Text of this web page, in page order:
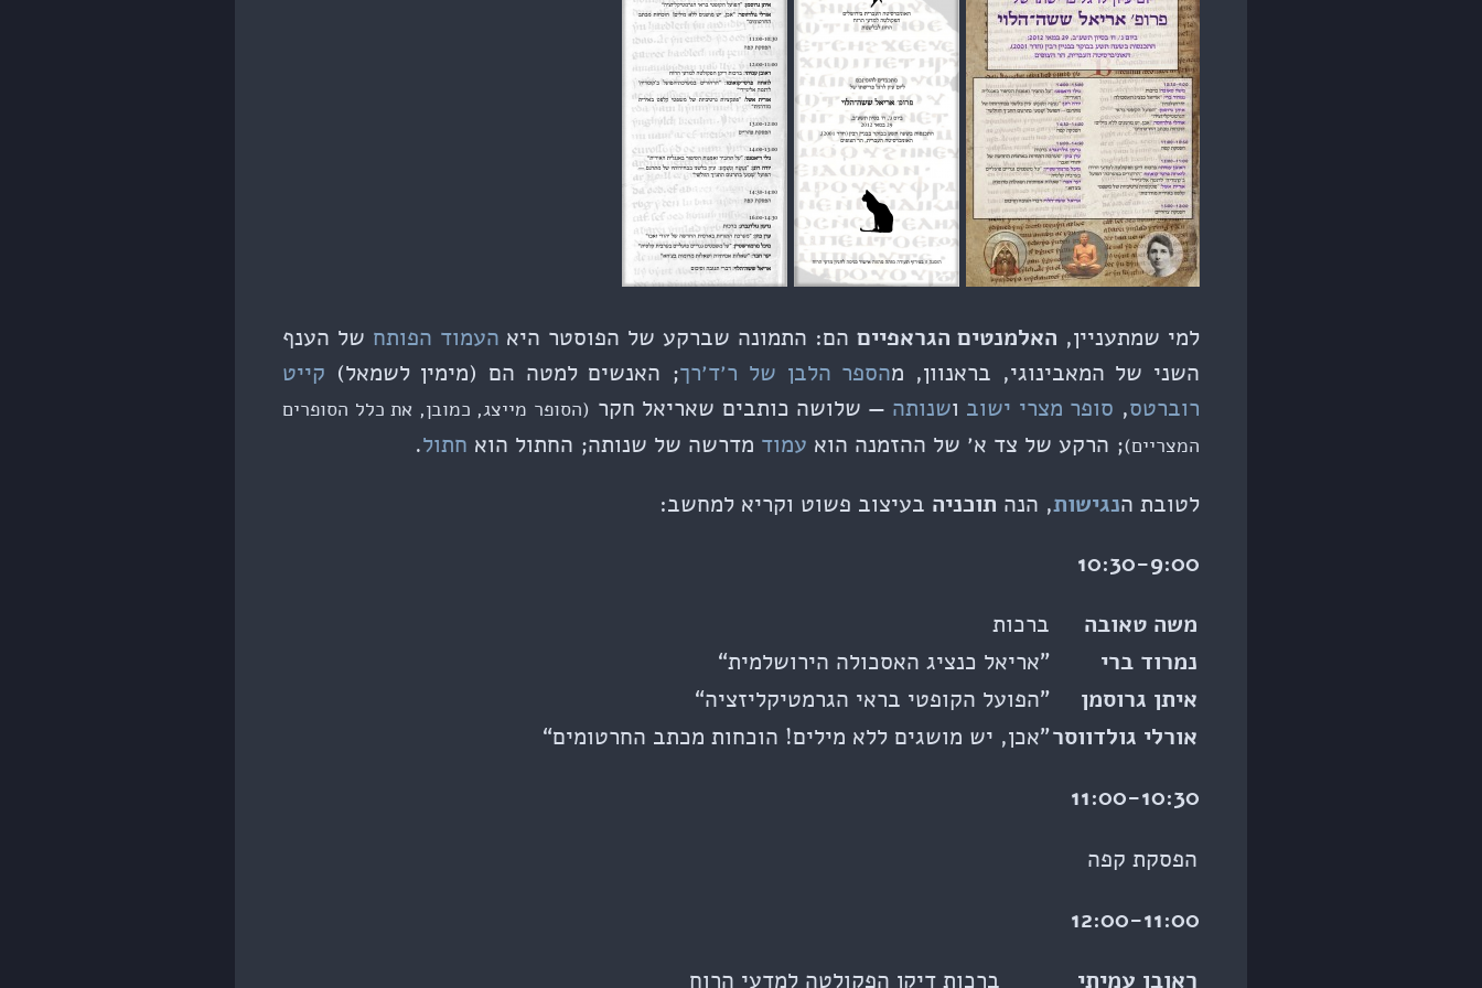
למי שמתעניין, האלמנטים הגראפיים הם: התמונה שברקע של הפוסטר היא העמוד הפותח של הענף
השני של המאבינוגי, בראנוון, מהספר הלבן של ר׳ד׳רך; האנשים למטה הם (מימין לשמאל) קייט
רוברטס, סופר מצרי ישוב ושנותה — שלושה כותבים שאריאל חקר (הסופר מייצג, כמובן, את כלל הסופרים
המצריים); הרקע של צד א׳ של ההזמנה הוא עמוד מדרשה של שנותה; החתול הוא חתול.
לטובת הנגישות, הנה תוכניה בעיצוב פשוט וקריא למחשב:
10:30-9:00
משה טאובה
ברכות
נמרוד ברי
”אריאל כנציג האסכולה הירושלמית“
איתן גרוסמן
”הפועל הקופטי בראי הגרמטיקליזציה“
אורלי גולדווסר”אכן, יש מושגים ללא מילים! הוכחות מכתב החרטומים“
11:00-10:30
הפסקת קפה
12:00-11:00
ראובן עמיתי
ברכות דיקן הפקולטה למדעי הרוח